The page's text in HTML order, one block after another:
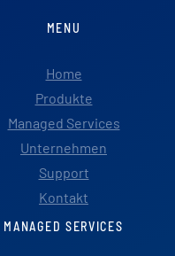
MENU
Home
Produkte
Managed Services
Unternehmen
Support
Kontakt
MANAGED SERVICES